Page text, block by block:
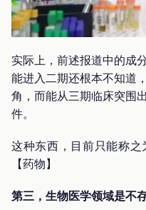
实际上，前述报道中的成
能进入二期还根本不知道
角，而能从三期临床突围
件。
这种东西，目前只能称
【药物】
第三，生物医学领域是不